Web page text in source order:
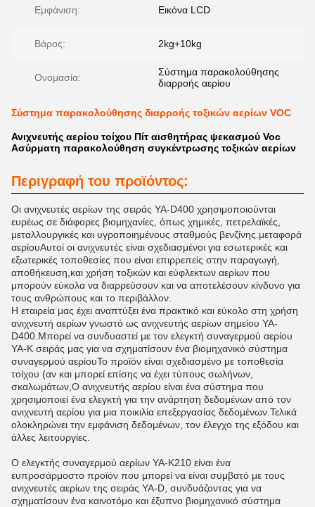
Εμφάνιση: Εικόνα LCD
Βάρος: 2kg+10kg
Ονομασία:
Σύστημα παρακολούθησης
διαρροής αερίου
Σύστημα παρακολούθησης διαρροής τοξικών αερίων VOC
Ανιχνευτής αερίου τοίχου Πίτ αισθητήρας ψεκασμού Voc
Ασύρματη παρακολούθηση συγκέντρωσης τοξικών αερίων
Περιγραφή του προϊόντος:
Οι ανιχνευτές αερίων της σειράς YA-D400 χρησιμοποιούνται
ευρέως σε διάφορες βιομηχανίες, όπως χημικές, πετρελαϊκές,
μεταλλουργικές και υγροποιημένους σταθμούς βενζίνης.μεταφορά
αερίουΑυτοί οι ανιχνευτές είναι σχεδιασμένοι για εσωτερικές και
εξωτερικές τοποθεσίες που είναι επιρρεπείς στην παραγωγή,
αποθήκευση,και χρήση τοξικών και εύφλεκτων αερίων που
μπορούν εύκολα να διαρρεύσουν και να αποτελέσουν κίνδυνο για
τους ανθρώπους και το περιβάλλον.
Η εταιρεία μας έχει αναπτύξει ένα πρακτικό και εύκολο στη χρήση
ανιχνευτή αερίων γνωστό ως ανιχνευτής αερίων σημείου YA-
D400.Μπορεί να συνδυαστεί με τον ελεγκτή συναγερμού αερίου
YA-K σειράς μας για να σχηματίσουν ένα βιομηχανικό σύστημα
συναγερμού αερίουΤο προϊόν είναι σχεδιασμένο με τοποθεσία
τοίχου (αν και μπορεί επίσης να έχει τύπους σωλήνων,
σκαλωμάτων,Ο ανιχνευτής αερίου είναι ένα σύστημα που
χρησιμοποιεί ένα ελεγκτή για την ανάρτηση δεδομένων από τον
ανιχνευτή αερίου για μια ποικιλία επεξεργασίας δεδομένων.Τελικά
ολοκληρώνει την εμφάνιση δεδομένων, τον έλεγχο της εξόδου και
άλλες λειτουργίες.
Ο ελεγκτής συναγερμού αερίων YA-K210 είναι ένα
ευπροσάρμοστο προϊόν που μπορεί να είναι συμβατό με τους
ανιχνευτές αερίων της σειράς YA-D, συνδυάζοντας για να
σχηματίσουν ένα καινοτόμο και έξυπνο βιομηχανικό σύστημα